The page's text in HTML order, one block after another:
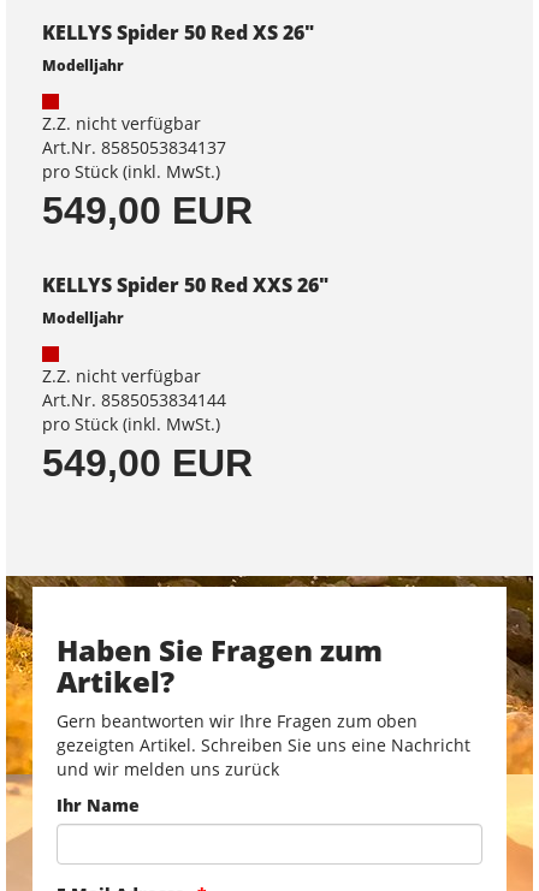
KELLYS Spider 50 Red XS 26"
Modelljahr
Z.Z. nicht verfügbar
Art.Nr. 8585053834137
pro Stück (inkl. MwSt.)
549,00 EUR
KELLYS Spider 50 Red XXS 26"
Modelljahr
Z.Z. nicht verfügbar
Art.Nr. 8585053834144
pro Stück (inkl. MwSt.)
549,00 EUR
Haben Sie Fragen zum
Artikel?
Gern beantworten wir Ihre Fragen zum oben
gezeigten Artikel. Schreiben Sie uns eine Nachricht
und wir melden uns zurück
Ihr Name